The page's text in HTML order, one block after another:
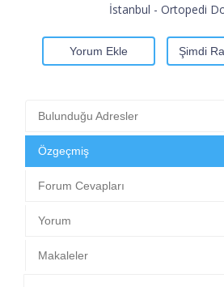
İstanbul - Ortopedi
Yorum Ekle Şimdi
Bulunduğu Adresler
Özgeçmiş
Forum Cevapları
Yorum
Makaleler